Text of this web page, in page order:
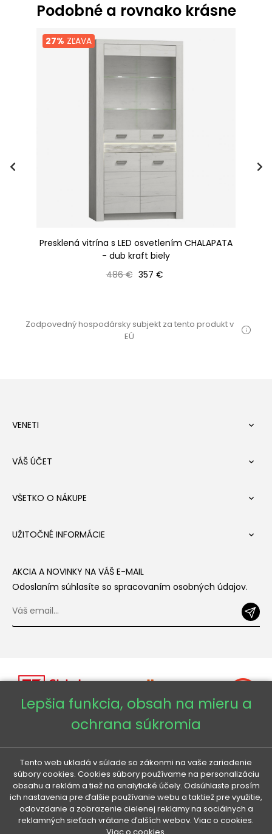
Podobné a rovnako krásne
27% ZĽAVA
Presklená vitrína s LED osvetlením CHALAPATA
- dub kraft biely
Bežná cena
486 € Cena
357 €
Zodpovedný hospodársky subjekt za tento produkt v
EÚ
VENETI 
VÁŠ ÚČET 
VŠETKO O NÁKUPE 
UŽITOČNÉ INFORMÁCIE 
AKCIA A NOVINKY NA VÁŠ E-MAIL
Odoslaním súhlasíte so spracovaním osobných údajov.
Veneti SK
Veneti CZ
Lepšia funkcia, obsah na mieru a
ochrana súkromia
Tento web ukladá v súlade so zákonmi na vaše zariadenie
súbory cookies. Cookies súbory používame na personalizáciu
obsahu a reklám a tiež na analytické účely. Odsúhlaste prosím
ich nastavenia pre ďalšie používanie webu a taktiež pre využitie,
odovzdanie a zobrazenie cielenej reklamy na sociálnych a
reklamných sieťach vrátane ďalších webov. Viac o cookies.